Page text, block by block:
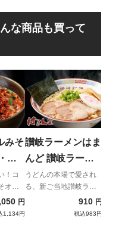
な商品も買って
みそ
み
ョ
！コ
オロ
円
1,134円
讃岐ラーメンはま
んど 讃岐ラーメ
ン
うどんの本場で愛され
る、新ご当地讃岐ラー
910 円
税込983円